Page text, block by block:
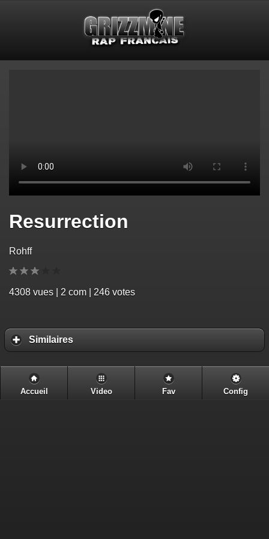
Resurrection
Rohff
4308 vues | 2 com | 246 votes
Similaires
Accueil Video Fav Config